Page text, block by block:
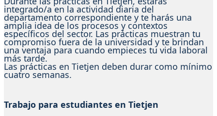
integrado/a en la actividad diaria del
departamento correspondiente y te harás una
amplia idea de los procesos y contextos
específicos del sector. Las prácticas muestran tu
compromiso fuera de la universidad y te brindan
una ventaja para cuando empieces tu vida laboral
más tarde.
Las prácticas en Tietjen deben durar como mínimo
cuatro semanas.
Trabajo para estudiantes en Tietjen